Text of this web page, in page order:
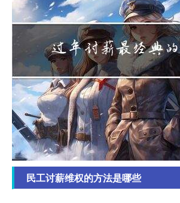
民工讨薪维权的方法是哪些